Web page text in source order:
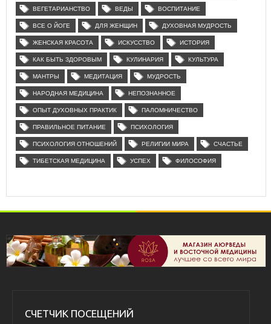
ВЕГЕТАРИАНСТВО ВЕДЫ ВОСПИТАНИЕ
ВСЕ О ЙОГЕ ДЛЯ ЖЕНЩИН ДУХОВНАЯ МУДРОСТЬ
ЖЕНСКАЯ КРАСОТА ИСКУССТВО ИСТОРИЯ
КАК БЫТЬ ЗДОРОВЫМ КУЛИНАРИЯ КУЛЬТУРА
МАНТРЫ МЕДИТАЦИЯ МУДРОСТЬ
НАРОДНАЯ МЕДИЦИНА НЕПОЗНАННОЕ
ОПЫТ ДУХОВНЫХ ПРАКТИК ПАЛОМНИЧЕСТВО
ПРАВИЛЬНОЕ ПИТАНИЕ ПСИХОЛОГИЯ
ПСИХОЛОГИЯ ОТНОШЕНИЙ РЕЛИГИИ МИРА СЧАСТЬЕ
ТИБЕТСКАЯ МЕДИЦИНА УСПЕХ ФИЛОСОФИЯ
СЧЕТЧИК ПОСЕЩЕНИЙ